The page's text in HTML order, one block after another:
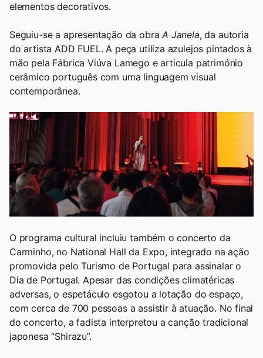
elementos decorativos.
Seguiu-se a apresentação da obraA Janela, da autoria
do artista ADD FUEL. A peça utiliza azulejos pintados à
mão pela Fábrica Viúva Lamego e articula património
cerâmico português com uma linguagem visual
contemporânea.
O programa cultural incluiu também o concerto da
Carminho, no National Hall da Expo, integrado na ação
promovida pelo Turismo de Portugal para assinalar o
Dia de Portugal. Apesar das condições climatéricas
adversas, o espetáculo esgotou a lotação do espaço,
com cerca de 700 pessoas a assistir à atuação. No final
do concerto, a fadista interpretou a canção tradicional
japonesa “Shirazu”.